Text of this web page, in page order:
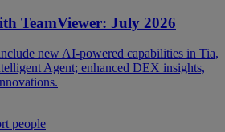
TeamViewer: July 2026
new AI-powered capabilities in Tia,
Agent; enhanced DEX insights,
people